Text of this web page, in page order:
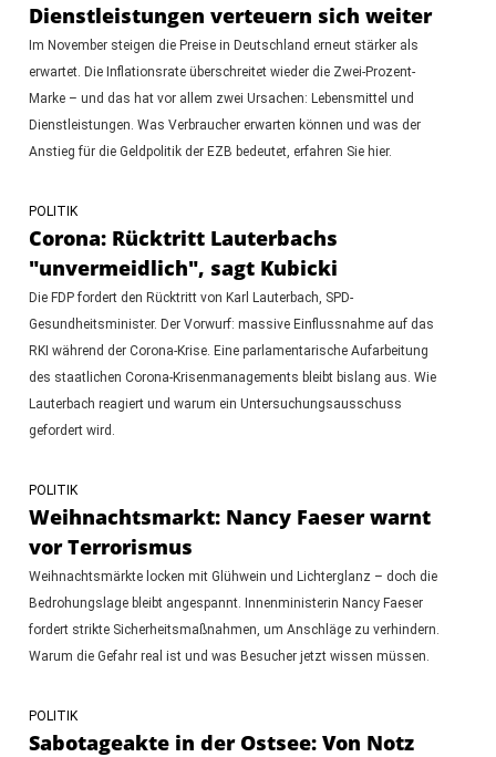
Dienstleistungen verteuern sich weiter
Im November steigen die Preise in Deutschland erneut stärker als
erwartet. Die Inflationsrate überschreitet wieder die Zwei-Prozent-
Marke – und das hat vor allem zwei Ursachen: Lebensmittel und
Dienstleistungen. Was Verbraucher erwarten können und was der
Anstieg für die Geldpolitik der EZB bedeutet, erfahren Sie hier.
POLITIK
Corona: Rücktritt Lauterbachs
"unvermeidlich", sagt Kubicki
Die FDP fordert den Rücktritt von Karl Lauterbach, SPD-
Gesundheitsminister. Der Vorwurf: massive Einflussnahme auf das
RKI während der Corona-Krise. Eine parlamentarische Aufarbeitung
des staatlichen Corona-Krisenmanagements bleibt bislang aus. Wie
Lauterbach reagiert und warum ein Untersuchungsausschuss
gefordert wird.
POLITIK
Weihnachtsmarkt: Nancy Faeser warnt
vor Terrorismus
Weihnachtsmärkte locken mit Glühwein und Lichterglanz – doch die
Bedrohungslage bleibt angespannt. Innenministerin Nancy Faeser
fordert strikte Sicherheitsmaßnahmen, um Anschläge zu verhindern.
Warum die Gefahr real ist und was Besucher jetzt wissen müssen.
POLITIK
Sabotageakte in der Ostsee: Von Notz